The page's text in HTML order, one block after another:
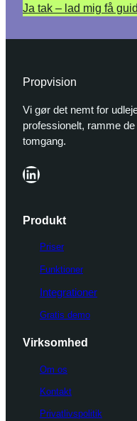
Ja tak – lad mig få
Propvision
Vi gør det nemt for
professionelt, ramme
tomgang.
LinkedIn
Produkt
Priser
Funktioner
Integrationer
Gratis demo
Virksomhed
Om os
Kontakt
Privatlivspolitik